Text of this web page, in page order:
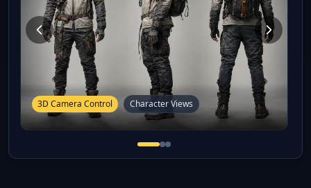
3D Camera Control Character Views